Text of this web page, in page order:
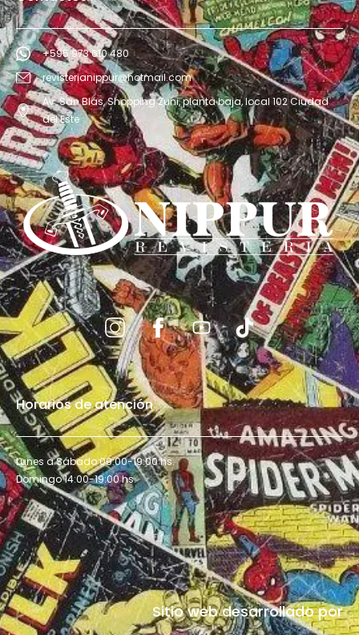
+595 973 610 480
revisterianippur@hotmail.com
Av. San Blás, Shopping Zuni, planta baja, local 102 Ciudad
del Este
Horarios de atención
Lunes a Sábado 09:00-19:00 hs.
Domingo 14:00-19:00 hs.
Sitio web desarrollado por